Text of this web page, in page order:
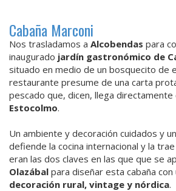
Cabaña Marconi
Nos trasladamos a Alcobendas para
inaugurado jardín gastronómico de
situado en medio de un bosquecito de
restaurante presume de una carta
pescado que, dicen, llega directamente
Estocolmo.
Un ambiente y decoración cuidados y
defiende la cocina internacional y la
eran las dos claves en las que que se
Olazábal para diseñar esta cabaña con
decoración rural, vintage y nórdica.